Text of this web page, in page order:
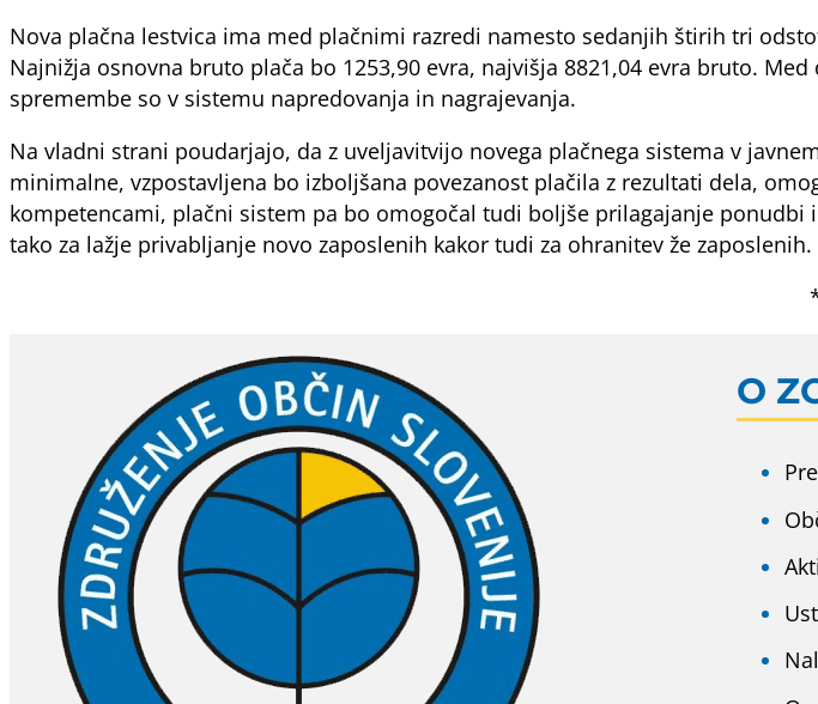
Nova plačna lestvica ima med plačnimi razredi namesto sedanjih štirih tri
Najnižja osnovna bruto plača bo 1253,90 evra, najvišja 8821,04 evra bruto.
spremembe so v sistemu napredovanja in nagrajevanja.
Na vladni strani poudarjajo, da z uveljavitvijo novega plačnega sistema v
minimalne, vzpostavljena bo izboljšana povezanost plačila z rezultati dela,
kompetencami, plačni sistem pa bo omogočal tudi boljše prilagajanje
tako za lažje privabljanje novo zaposlenih kakor tudi za ohranitev že zaposlenih.
O
Akti